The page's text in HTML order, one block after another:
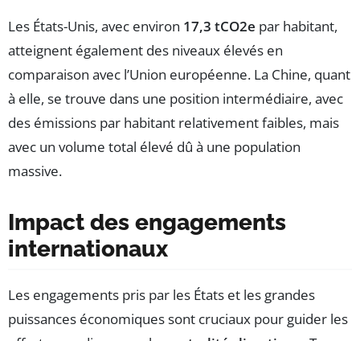
Les États-Unis, avec environ 17,3 tCO2e par habitant,
atteignent également des niveaux élevés en
comparaison avec l’Union européenne. La Chine, quant
à elle, se trouve dans une position intermédiaire, avec
des émissions par habitant relativement faibles, mais
avec un volume total élevé dû à une population
massive.
Impact des engagements
internationaux
Les engagements pris par les États et les grandes
puissances économiques sont cruciaux pour guider les